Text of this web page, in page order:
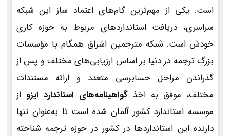
است. یکی از مهم‌ترین گام‌های اعتماد ساز این شبکه
سراسری، دریافت استانداردهای مربوط به حوزه کاری
خودش است. شبکه مترجمین اشراق همگام با مؤسسات
بزرگ ترجمه در دنیا بر اساس ارزیابی‌های مختلف و پس از
گذراندن مراحل حسابرسی متعدد و ارائه مستندات
مختلف، موفق به اخذ گواهینامه‌های استاندارد ایزو از
موسسه استاندارد کشور آلمان شده است تا به‌عنوان تنها
دارنده این استانداردها در کشور در حوزه ترجمه شناخته